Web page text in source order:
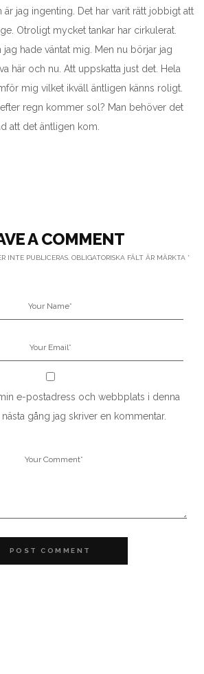
är jag ingenting. Det har varit rätt jobbigt att
Otroligt mycket tankar har cirkulerat.
hade väntat mig. Men nu börjar jag
här och nu. Att uppskatta just det. Hela
mig vilket ikväll äntligen känns roligt.
regn kommer sol? Man behöver det
att det äntligen kom.
A COMMENT
INTE PUBLICERAS. OBLIGATORISKA FÄLT ÄR MÄRKTA *
e-postadress och webbplats i denna
gång jag skriver en kommentar.
POST COMMENT